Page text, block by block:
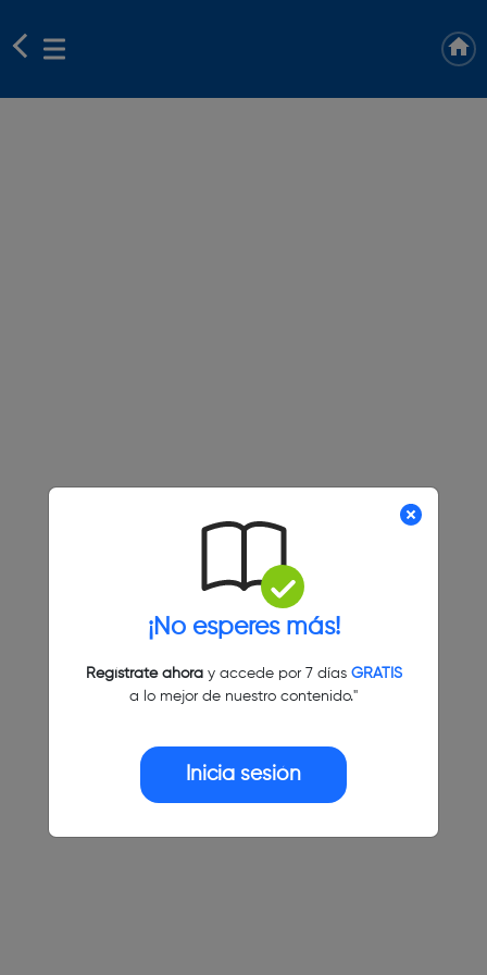
¡No esperes más!
Regístrate ahoray accede por 7 días GRATIS
a lo mejor de nuestro contenido."
Inicia sesión